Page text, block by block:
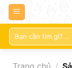
Tìm
kiếm: